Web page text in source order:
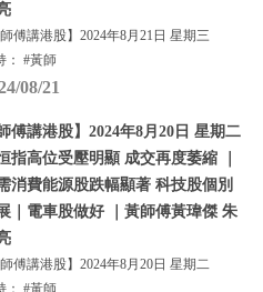
師傅講港股】2024年8月21日 星期三
： #黃師
08/21
師傅講港股】2024年8月20日 星期二
恒指高位受壓明顯 成交再度萎縮 ｜
消費能源股跌幅顯著 科技股個別
｜電車股做好 ｜黃師傅黃瑋傑 朱
師傅講港股】2024年8月20日 星期二
： #黃師